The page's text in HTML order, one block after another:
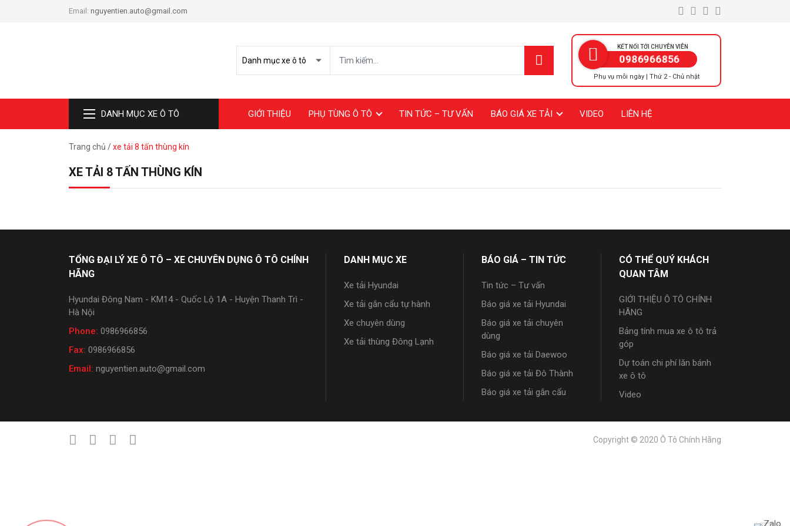
Email: nguyentien.auto@gmail.com
KẾT NỐI TỚI CHUYÊN VIÊN
0986966856
Phụ vụ mỗi ngày | Thứ 2 - Chủ nhật
DANH MỤC XE Ô TÔ GIỚI THIỆU PHỤ TÙNG Ô TÔ TIN TỨC – TƯ VẤN BÁO GIÁ XE TẢI VIDEO LIÊN HỆ
Trang chủ /xe tải 8 tấn thùng kín
XE TẢI 8 TẤN THÙNG KÍN
TỔNG ĐẠI LÝ XE Ô TÔ – XE CHUYÊN DỤNG Ô TÔ CHÍNH
HÃNG
Hyundai Đông Nam - KM14 - Quốc Lộ 1A - Huyện Thanh Trì -
Hà Nội
Phone: 0986966856
Fax: 0986966856
Email: nguyentien.auto@gmail.com
DANH MỤC XE
Xe tải Hyundai
Xe tải gắn cẩu tự hành
Xe chuyên dùng
Xe tải thùng Đông Lạnh
BÁO GIÁ – TIN TỨC
Tin tức – Tư vấn
Báo giá xe tải Hyundai
Báo giá xe tải chuyên
dùng
Báo giá xe tải Daewoo
Báo giá xe tải Đô Thành
Báo giá xe tải gắn cẩu
CÓ THỂ QUÝ KHÁCH
QUAN TÂM
GIỚI THIỆU Ô TÔ CHÍNH
HÃNG
Bảng tính mua xe ô tô trả
góp
Dự toán chi phí lăn bánh
xe ô tô
Video
Copyright © 2020 Ô Tô Chính Hãng